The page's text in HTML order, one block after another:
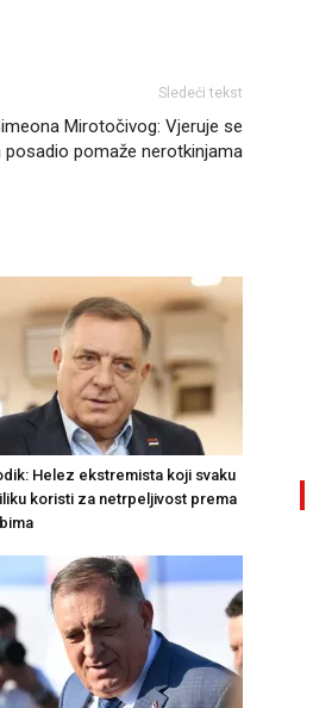
Sledeći tekst
Mirotočivog: Vjeruje se
posadio pomaže nerotkinjama
Helez ekstremista koji svaku
koristi za netrpeljivost prema